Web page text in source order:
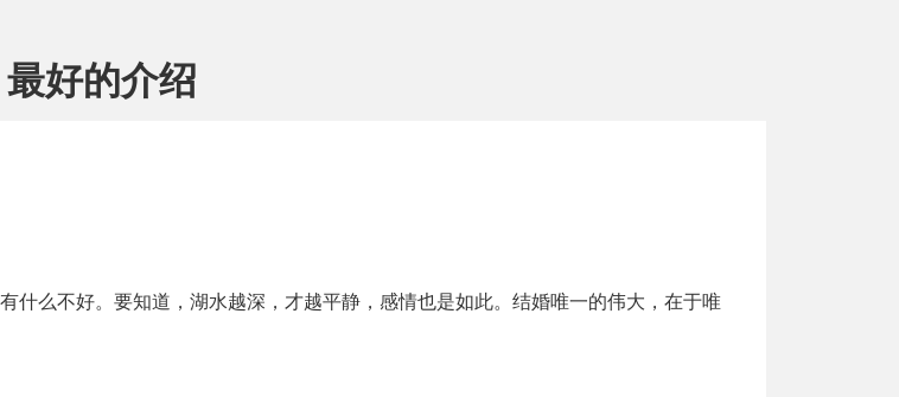
最好的介绍
什么不好。要知道，湖水越深，才越平静，感情也是如此。结婚唯一的伟大，在于唯